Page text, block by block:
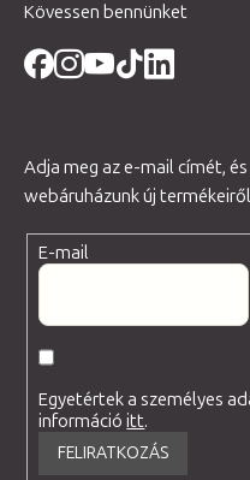
Kövessen bennünket
Adja meg az e-mail címét,
webáruházunk új
E-mail
Egyetértek a személyes
információitt.
FELIRATKOZÁS